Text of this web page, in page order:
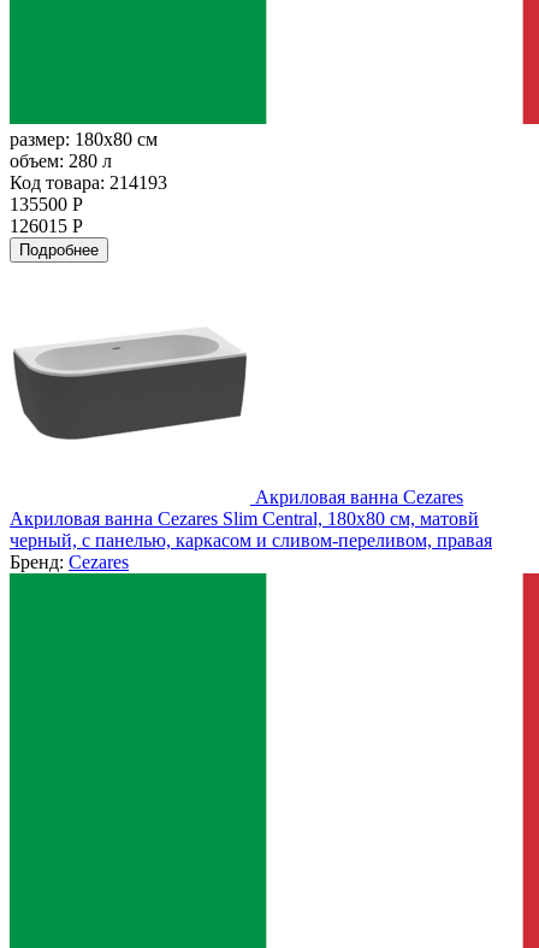
размер: 180x80 см
объем: 280 л
Код товара: 214193
135500 Р
126015 Р
Подробнее
Акриловая ванна Cezares
Акриловая ванна Cezares Slim Central, 180x80 см, матовй
черный, с панелью, каркасом и сливом-переливом, правая
Бренд: Cezares